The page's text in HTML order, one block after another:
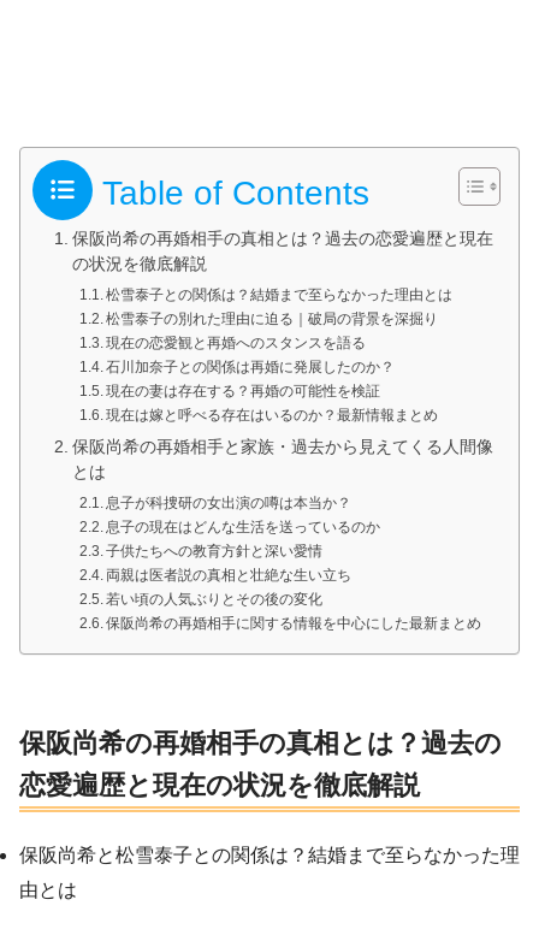
Table of Contents
保阪尚希の再婚相手の真相とは？過去の恋愛遍歴と現在
の状況を徹底解説
松雪泰子との関係は？結婚まで至らなかった理由とは
松雪泰子の別れた理由に迫る｜破局の背景を深掘り
現在の恋愛観と再婚へのスタンスを語る
石川加奈子との関係は再婚に発展したのか？
現在の妻は存在する？再婚の可能性を検証
現在は嫁と呼べる存在はいるのか？最新情報まとめ
保阪尚希の再婚相手と家族・過去から見えてくる人間像
とは
息子が科捜研の女出演の噂は本当か？
息子の現在はどんな生活を送っているのか
子供たちへの教育方針と深い愛情
両親は医者説の真相と壮絶な生い立ち
若い頃の人気ぶりとその後の変化
保阪尚希の再婚相手に関する情報を中心にした最新まとめ
保阪尚希の再婚相手の真相とは？過去の
恋愛遍歴と現在の状況を徹底解説
保阪尚希と松雪泰子との関係は？結婚まで至らなかった理
由とは